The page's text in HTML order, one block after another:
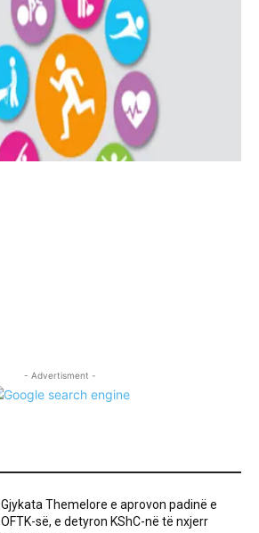
- Advertisment -
Gjykata Themelore e aprovon padinë e
OFTK-së, e detyron KShC-në të nxjerr